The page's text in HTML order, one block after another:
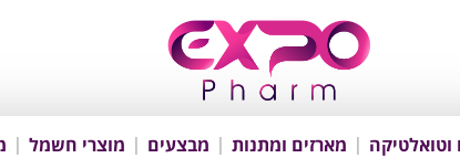
וטואלטיקה מארזים ומתנות מבצעים מוצרי חשמל